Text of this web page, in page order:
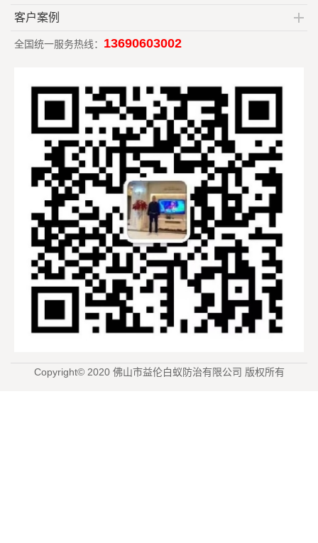
客户案例
全国统一服务热线： 13690603002
Copyright© 2020 佛山市益伦白蚁防治有限公司 版权所有